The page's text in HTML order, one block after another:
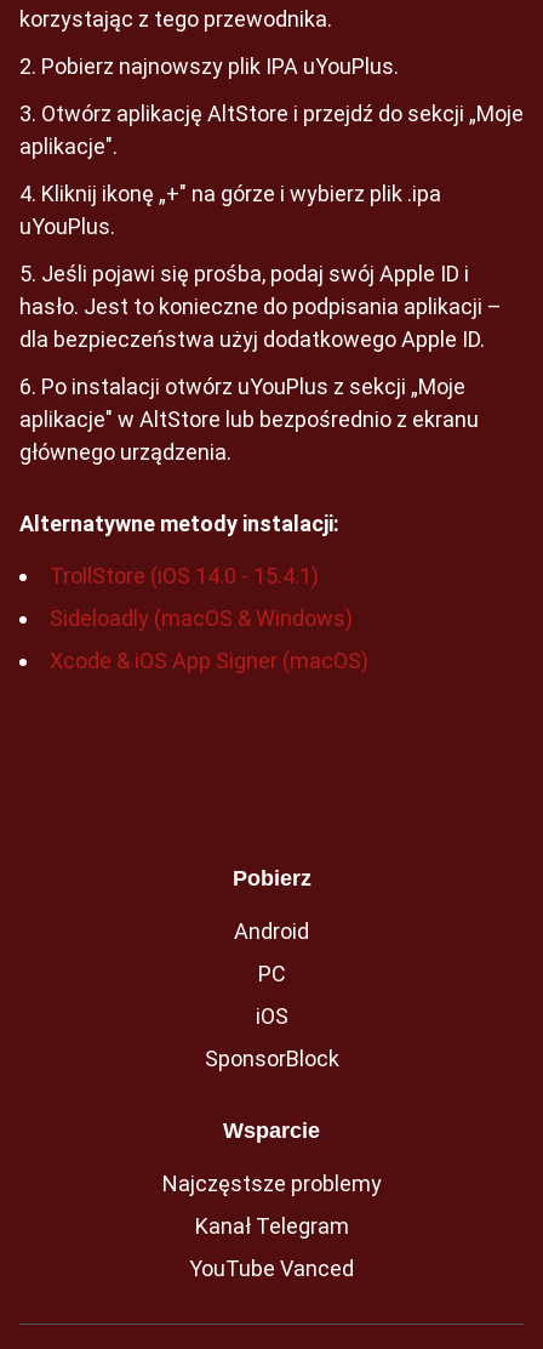
korzystając z tego przewodnika.
Pobierz najnowszy plik IPA uYouPlus.
Otwórz aplikację AltStore i przejdź do sekcji „Moje
aplikacje".
Kliknij ikonę „+" na górze i wybierz plik .ipa
uYouPlus.
Jeśli pojawi się prośba, podaj swój Apple ID i
hasło. Jest to konieczne do podpisania aplikacji –
dla bezpieczeństwa użyj dodatkowego Apple ID.
Po instalacji otwórz uYouPlus z sekcji „Moje
aplikacje" w AltStore lub bezpośrednio z ekranu
głównego urządzenia.
Alternatywne metody instalacji:
TrollStore (iOS 14.0 - 15.4.1)
Sideloadly (macOS & Windows)
Xcode & iOS App Signer (macOS)
Pobierz
Android
PC
iOS
SponsorBlock
Wsparcie
Najczęstsze problemy
Kanał Telegram
YouTube Vanced